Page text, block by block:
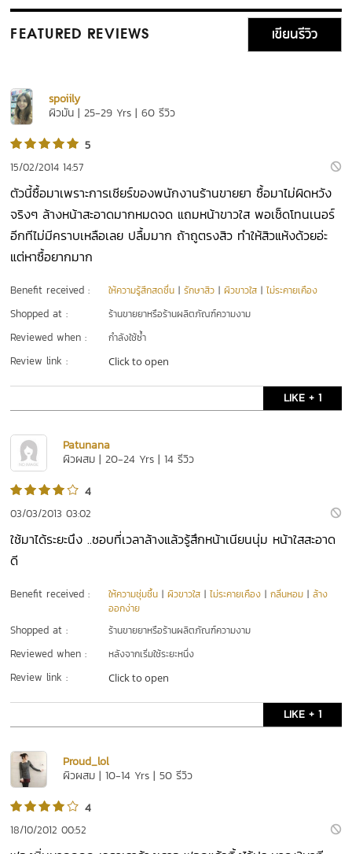
FEATURED REVIEWS เขียนรีวิว
spoiily
ผิวมัน | 25-29 Yrs | 60 รีวิว
5
15/02/2014 14:57
ตัวนี้ซื้อมาเพราะการเชียร์ของพนักงานร้านขายยา ซื้อมาไม่ผิดหวัง
จริงๆ ล้างหน้าสะอาดมากหมดจด แถมหน้าขาวใส พอเช็ดโทนเนอร์
อีกทีไม่มีคราบเหลือเลย ปลื้มมาก ถ้าถูตรงสิว ทำให้สิวแห้งด้วยอ่ะ
แต่หาซื้อยากมาก
Benefit received : ให้ความรู้สึกสดชื่น |รักษาสิว |ผิวขาวใส |ไม่ระคายเคือง
Shopped at : ร้านขายยาหรือร้านผลิตภัณฑ์ความงาม
Reviewed when : กำลังใช้ซ้ำ
Review link : Click to open
LIKE + 1
Patunana
ผิวผสม | 20-24 Yrs | 14 รีวิว
4
03/03/2013 03:02
ใช้มาได้ระยะนึง ..ชอบที่เวลาล้างแล้วรู้สึกหน้าเนียนนุ่ม หน้าใสสะอาด
ดี
Benefit received : ให้ความชุ่มชื้น |ผิวขาวใส |ไม่ระคายเคือง |กลิ่นหอม |ล้าง
ออกง่าย
Shopped at : ร้านขายยาหรือร้านผลิตภัณฑ์ความงาม
Reviewed when : หลังจากเริ่มใช้ระยะหนึ่ง
Review link : Click to open
LIKE + 1
Proud_lol
ผิวผสม | 10-14 Yrs | 50 รีวิว
4
18/10/2012 00:52